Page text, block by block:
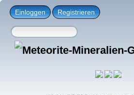
Einloggen Registrieren